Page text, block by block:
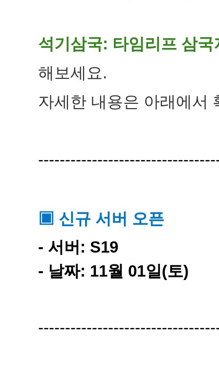
석기삼국: 타임리프 삼국
해보세요.
자세한 내용은 아래에서
▣ 신규 서버 오픈
- 서버: S19
- 날짜: 11월 01일(토)